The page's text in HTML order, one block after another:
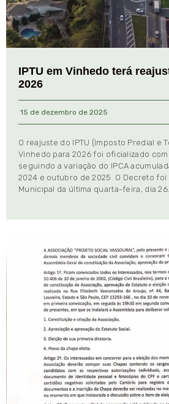
IPTU em Vinhedo terá
2026
15 de dezembro de 2025
O reajuste do IPTU (Imposto Predial e
Vinhedo para 2026 foi oficializado
seguindo a variação do IPCA
2024 e outubro de 2025. O Decreto
Municipal da última quarta-feira, dia 26.